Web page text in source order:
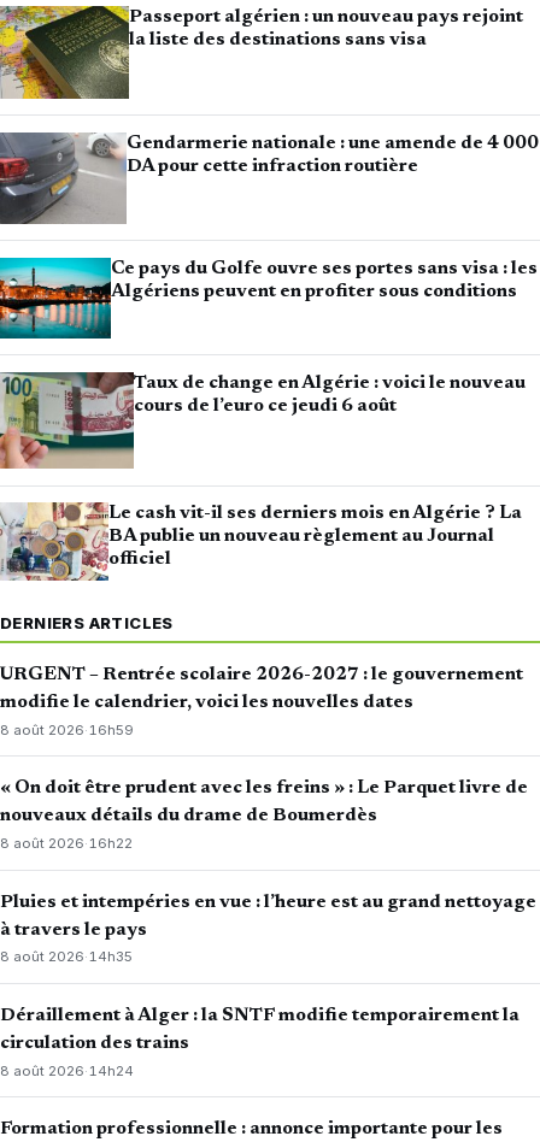
Passeport algérien : un nouveau pays rejoint
la liste des destinations sans visa
Gendarmerie nationale : une amende de 4 000
DA pour cette infraction routière
Ce pays du Golfe ouvre ses portes sans visa : les
Algériens peuvent en profiter sous conditions
Taux de change en Algérie : voici le nouveau
cours de l’euro ce jeudi 6 août
Le cash vit-il ses derniers mois en Algérie ? La
BA publie un nouveau règlement au Journal
officiel
DERNIERS ARTICLES
URGENT – Rentrée scolaire 2026-2027 : le gouvernement
modifie le calendrier, voici les nouvelles dates
8 août 2026· 16h59
« On doit être prudent avec les freins » : Le Parquet livre de
nouveaux détails du drame de Boumerdès
8 août 2026·16h22
Pluies et intempéries en vue : l’heure est au grand nettoyage
à travers le pays
8 août 2026·14h35
Déraillement à Alger : la SNTF modifie temporairement la
circulation des trains
8 août 2026· 14h24
Formation professionnelle : annonce importante pour les